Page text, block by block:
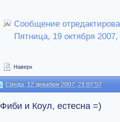
Сообщение
Пятница, 19 октября
Наверх
Среда, 12 декабря 2007, 21:07:57
Фиби и Коул, естесна =)